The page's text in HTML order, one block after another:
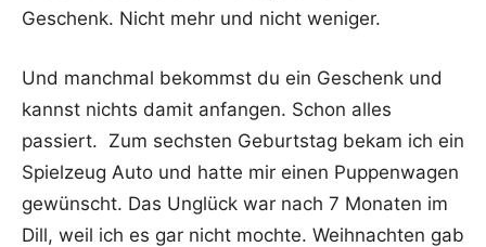
Geschenk. Nicht mehr und nicht weniger.
Und manchmal bekommst du ein Geschenk und
kannst nichts damit anfangen. Schon alles
passiert. Zum sechsten Geburtstag bekam ich ein
Spielzeug Auto und hatte mir einen Puppenwagen
gewünscht. Das Unglück war nach 7 Monaten im
Dill, weil ich es gar nicht mochte. Weihnachten gab